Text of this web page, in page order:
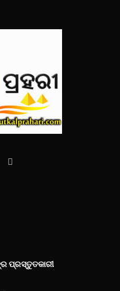
YouTube
Instagram
ପ୍ରସ୍ତୁତକାରୀ